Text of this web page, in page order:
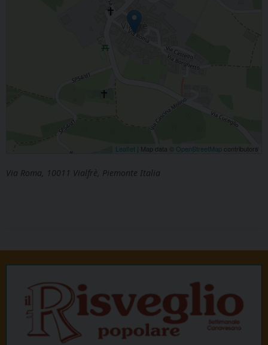
Leaflet | Map data © OpenStreetMap contributors
Via Roma, 10011 Vialfrè, Piemonte Italia